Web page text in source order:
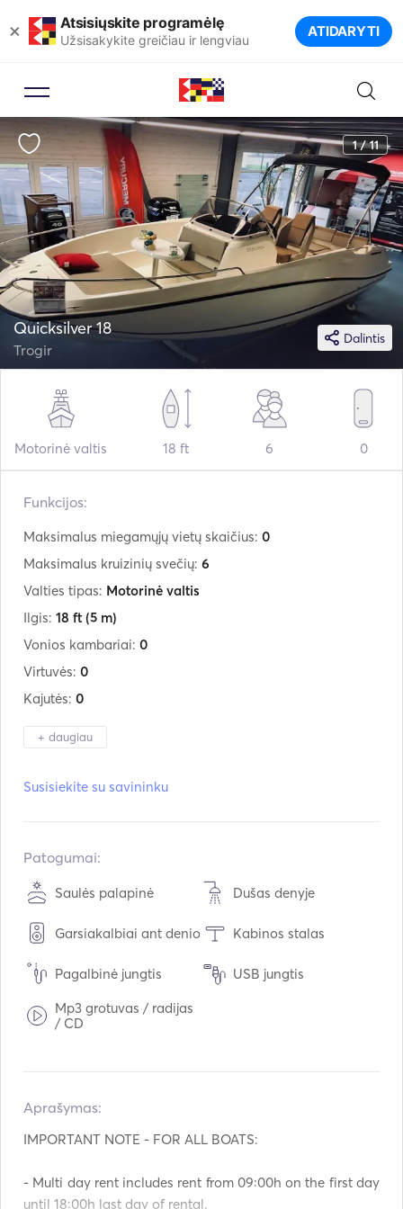
× Atsisiųskite programėlę
Užsisakykite greičiau ir lengviau ATIDARYTI
1 / 11
Dalintis
Quicksilver 18
Trogir
Motorinė valtis 18 ft 6 0
Funkcijos:
Maksimalus miegamųjų vietų skaičius: 0
Maksimalus kruizinių svečių: 6
Valties tipas: Motorinė valtis
Ilgis: 18 ft (5 m)
Vonios kambariai: 0
Virtuvės: 0
Kajutės: 0
+ daugiau
Varikliai:1 x 115hp
Kuro tipas:
Vandens talpa:
Kuro talpa:110 L
Susisiekite su savininku
Patogumai:
Saulės palapinė Dušas denyje
Garsiakalbiai ant denio Kabinos stalas
Pagalbinė jungtis USB jungtis
Mp3 grotuvas / radijas
/ CD
Aprašymas:
IMPORTANT NOTE - FOR ALL BOATS:
- Multi day rent includes rent from 09:00h on the first day
until 18:00h last day of rental.